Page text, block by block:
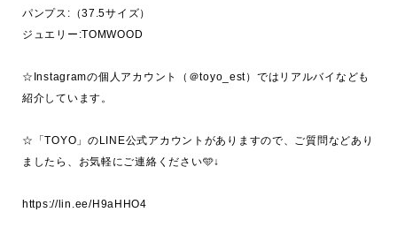
パンプス:（37.5サイズ）
ジュエリー:TOMWOOD
☆Instagramの個人アカウント（＠toyo_est）ではリアルバイなども
紹介しています。
☆「TOYO」のLINE公式アカウントがありますので、ご質問などあり
ましたら、お気軽にご連絡ください🩵↓